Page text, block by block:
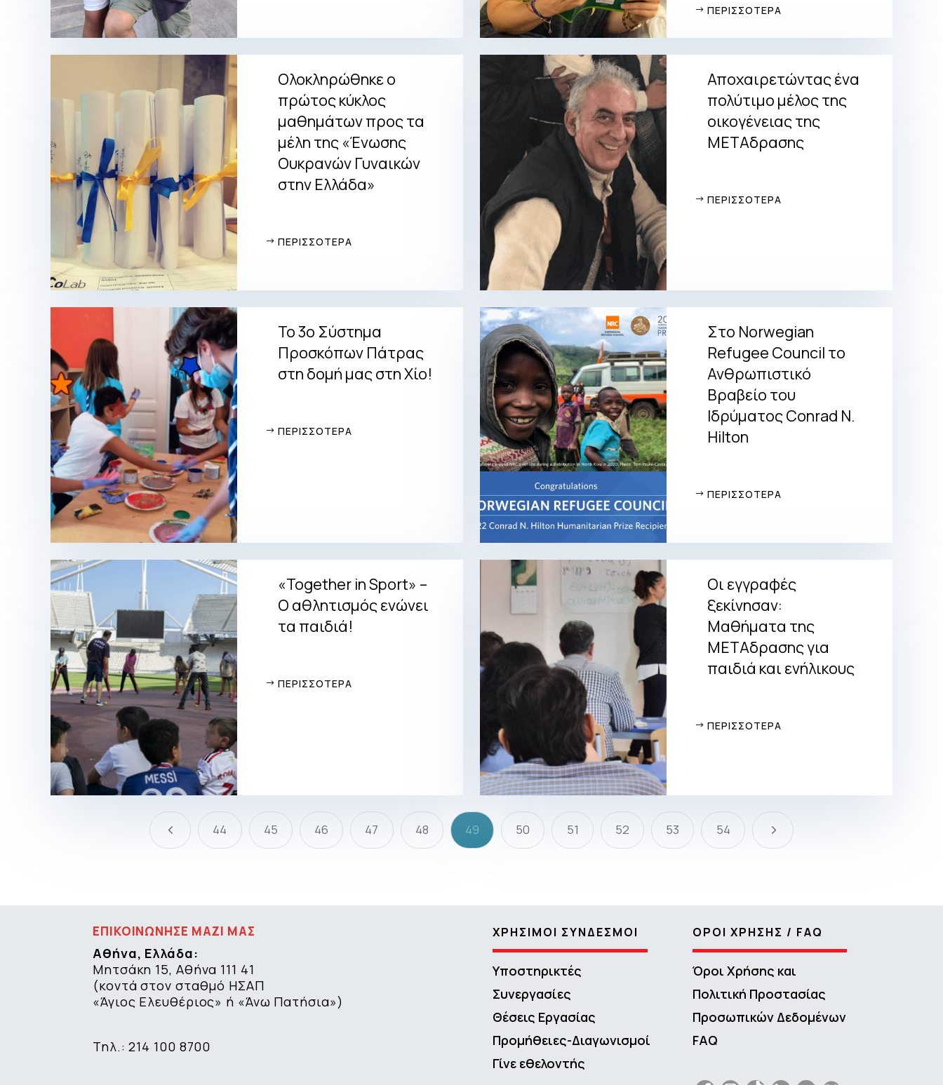
ΠΕΡΙΣΣΟΤΕΡΑ
Ολοκληρώθηκε ο
πρώτος κύκλος
μαθημάτων προς τα
μέλη της «Ένωσης
Ουκρανών Γυναικών
στην Ελλάδα»
ΠΕΡΙΣΣΟΤΕΡΑ
Αποχαιρετώντας ένα
πολύτιμο μέλος της
οικογένειας της
ΜΕΤΑδρασης
ΠΕΡΙΣΣΟΤΕΡΑ
Το 3ο Σύστημα
Προσκόπων Πάτρας
στη δομή μας στη Χίο!
ΠΕΡΙΣΣΟΤΕΡΑ
Στο Norwegian
Refugee Council το
Ανθρωπιστικό
Βραβείο του
Ιδρύματος Conrad N.
Hilton
ΠΕΡΙΣΣΟΤΕΡΑ
«Together in Sport» –
Ο αθλητισμός ενώνει
τα παιδιά!
ΠΕΡΙΣΣΟΤΕΡΑ
Οι εγγραφές
ξεκίνησαν:
Μαθήματα της
ΜΕΤΑδρασης για
παιδιά και ενήλικους
ΠΕΡΙΣΣΟΤΕΡΑ
4 44 45 46 47 48 49 50 51 52 53 54 5
ΕΠΙΚΟΙΝΩΝΗΣΕ ΜΑΖΙ ΜΑΣ
Αθήνα, Ελλάδα:
Μητσάκη 15, Αθήνα 111 41
(κοντά στον σταθμό ΗΣΑΠ
«Άγιος Ελευθέριος» ή «Άνω Πατήσια»)
Τηλ.: 214 100 8700
ΧΡΗΣΙΜΟΙ ΣΥΝΔΕΣΜΟΙ
Υποστηρικτές
Συνεργασίες
Θέσεις Εργασίας
Προμήθειες-Διαγωνισμοί
Γίνε εθελοντής
ΟΡΟΙ ΧΡΗΣΗΣ / FAQ
Όροι Χρήσης και
Πολιτική Προστασίας
Προσωπικών Δεδομένων
FAQ